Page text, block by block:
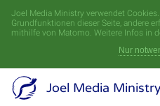
Joel Media Ministry verwendet
Grundfunktionen dieser Seite, andere
mithilfe von Matomo. Weitere Infos in
Nur
Joel Media